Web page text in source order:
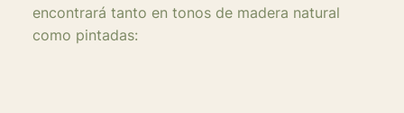
encontrará tanto en tonos de madera natural
como pintadas: